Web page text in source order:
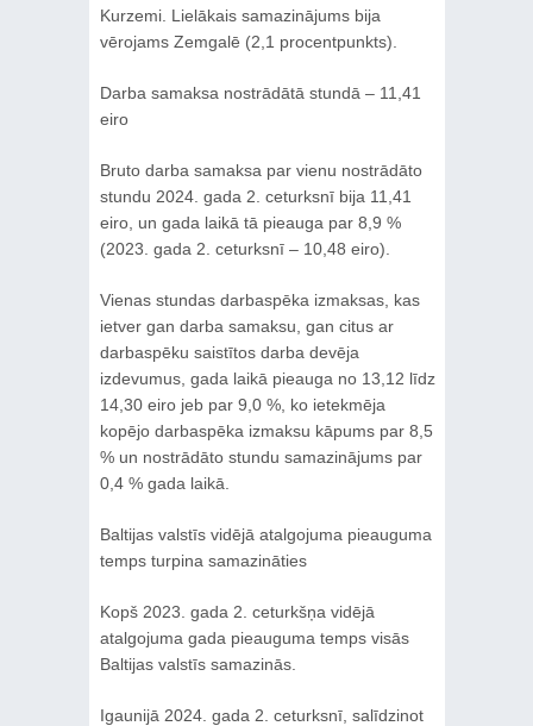
Kurzemi. Lielākais samazinājums bija
vērojams Zemgalē (2,1 procentpunkts).
Darba samaksa nostrādātā stundā – 11,41
eiro
Bruto darba samaksa par vienu nostrādāto
stundu 2024. gada 2. ceturksnī bija 11,41
eiro, un gada laikā tā pieauga par 8,9 %
(2023. gada 2. ceturksnī – 10,48 eiro).
Vienas stundas darbaspēka izmaksas, kas
ietver gan darba samaksu, gan citus ar
darbaspēku saistītos darba devēja
izdevumus, gada laikā pieauga no 13,12 līdz
14,30 eiro jeb par 9,0 %, ko ietekmēja
kopējo darbaspēka izmaksu kāpums par 8,5
% un nostrādāto stundu samazinājums par
0,4 % gada laikā.
Baltijas valstīs vidējā atalgojuma pieauguma
temps turpina samazināties
Kopš 2023. gada 2. ceturkšņa vidējā
atalgojuma gada pieauguma temps visās
Baltijas valstīs samazinās.
Igaunijā 2024. gada 2. ceturksnī, salīdzinot